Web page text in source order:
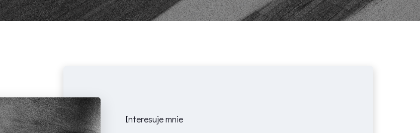
Interesuje mnie